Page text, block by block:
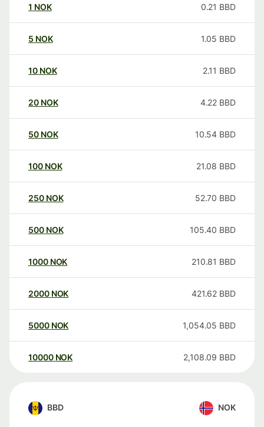
1 NOK 0.21 BBD
5 NOK 1.05 BBD
10 NOK 2.11 BBD
20 NOK 4.22 BBD
50 NOK 10.54 BBD
100 NOK 21.08 BBD
250 NOK 52.70 BBD
500 NOK 105.40 BBD
1000 NOK 210.81 BBD
2000 NOK 421.62 BBD
5000 NOK 1,054.05 BBD
10000 NOK 2,108.09 BBD
BBD NOK